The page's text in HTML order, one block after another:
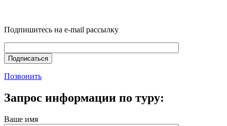
Подпишитесь на e-mail рассылку
Позвонить
Запрос информации по туру:
Ваше имя